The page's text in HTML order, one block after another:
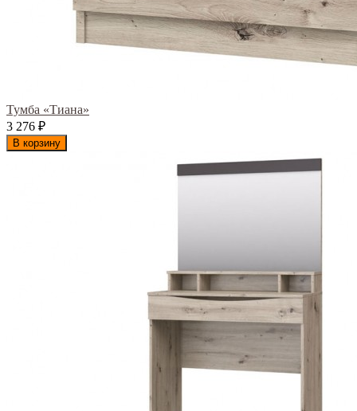
Тумба «Тиана»
3 276 ₽
В корзину